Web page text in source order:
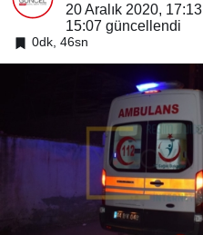
20 Aralık 2020, 17:13
15:07 güncellendi
0dk, 46sn